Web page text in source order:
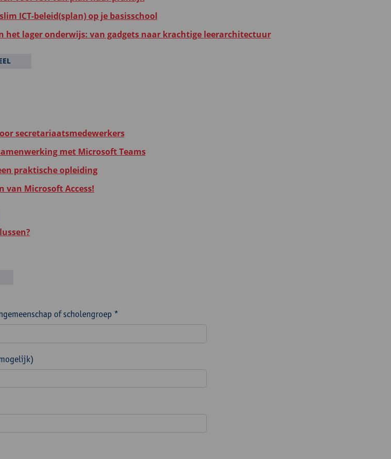
ICT-beleid(splan) op je basisschool
het lager onderwijs: van gadgets naar krachtige leerarchitectuur
secretariaatsmedewerkers
met Microsoft Teams
praktische opleiding
van Microsoft Access!
of scholengroep *